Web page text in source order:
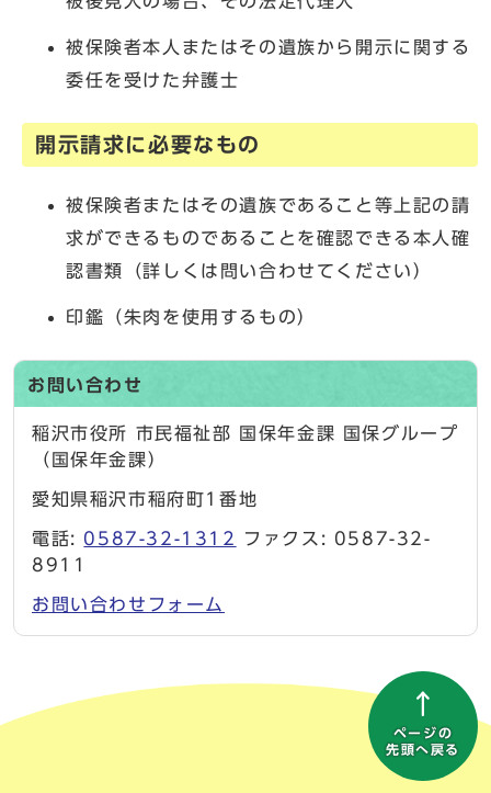
被保険者本人またはその遺族から開示に関する
委任を受けた弁護士
開示請求に必要なもの
被保険者またはその遺族であること等上記の請
求ができるものであることを確認できる本人確
認書類（詳しくは問い合わせてください）
印鑑（朱肉を使用するもの）
お問い合わせ
稲沢市役所 市民福祉部 国保年金課 国保グループ
（国保年金課）
愛知県稲沢市稲府町1番地
電話: 0587-32-1312
ファクス: 0587-32-
8911
お問い合わせフォーム
ページの
先頭へ戻る